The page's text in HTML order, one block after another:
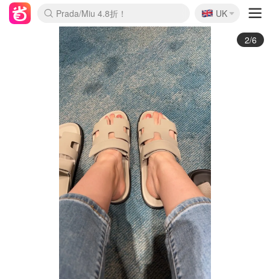
麦卢卡蜂蜜夏促！个位数！
Prada/Miu 4.8折！
啥？必胜客披萨5折！
🇬🇧
UK
Hermes 爱马仕
3/6